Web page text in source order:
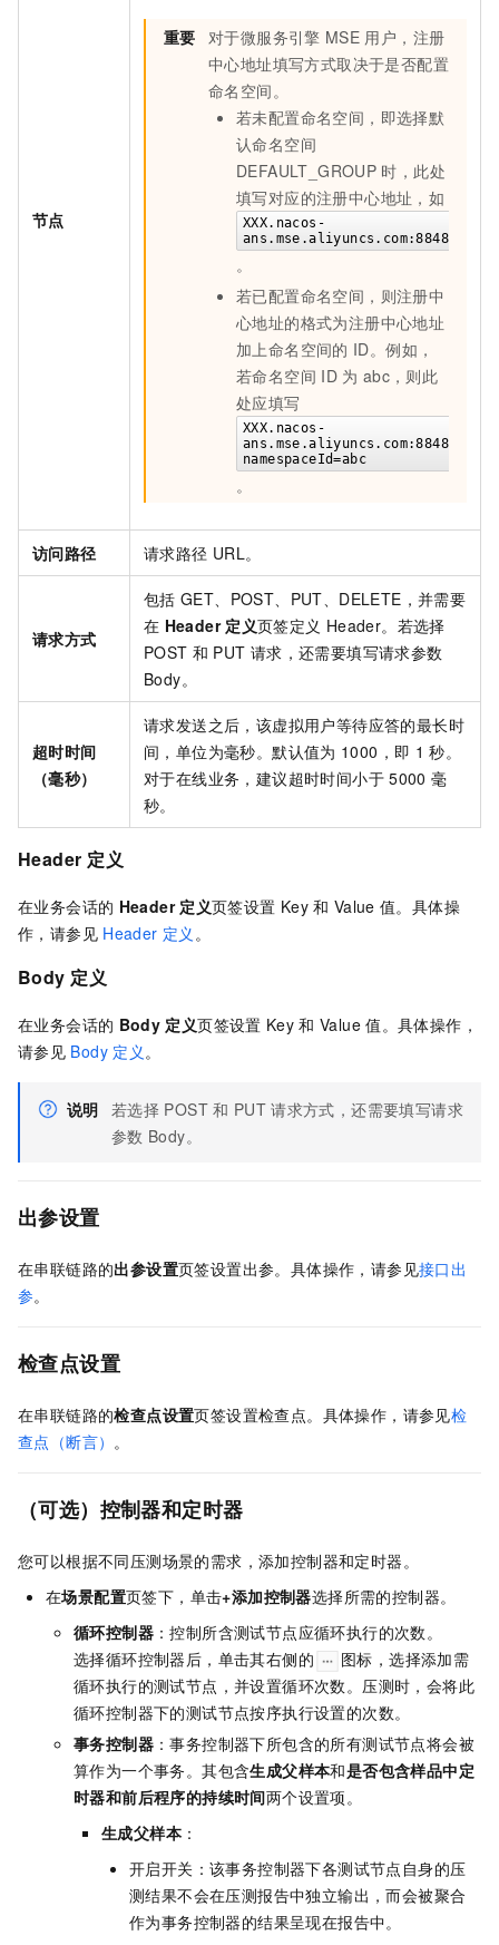
节点
重要 对于微服务引擎 MSE 用户，注册
中心地址填写方式取决于是否配置
命名空间。
若未配置命名空间，即选择默
认命名空间
DEFAULT_GROUP 时，此处
填写对应的注册中心地址，如
XXX.nacos-
ans.mse.aliyuncs.com:8848
。
若已配置命名空间，则注册中
心地址的格式为注册中心地址
加上命名空间的 ID。例如，
若命名空间 ID 为 abc，则此
处应填写
XXX.nacos-
ans.mse.aliyuncs.com:8848?
namespaceId=abc
。
访问路径 请求路径 URL。
请求方式
包括 GET、POST、PUT、DELETE，并需要
在 Header 定义页签定义 Header。若选择
POST 和 PUT 请求，还需要填写请求参数
Body。
超时时间
（毫秒）
请求发送之后，该虚拟用户等待应答的最长时
间，单位为毫秒。默认值为 1000，即 1 秒。
对于在线业务，建议超时时间小于 5000 毫
秒。
Header 定义
在业务会话的 Header 定义页签设置 Key 和 Value 值。具体操
作，请参见 Header 定义 。
Body 定义
在业务会话的 Body 定义页签设置 Key 和 Value 值。具体操作，
请参见 Body 定义 。
说明 若选择 POST 和 PUT 请求方式，还需要填写请求
参数 Body。
出参设置
在串联链路的出参设置页签设置出参。 具体操作，请参见接口出
参。
检查点设置
在串联链路的检查点设置页签设置检查点。 具体操作，请参见检
查点（断言） 。
（可选）控制器和定时器
您可以根据不同压测场景的需求，添加控制器和定时器。
在场景配置页签下，单击+添加控制器选择所需的控制器。
循环控制器 ：控制所含测试节点应循环执行的次数。
选择循环控制器后，单击其右侧的
图标，选择添加需
循环执行的测试节点，并设置循环次数。压测时，会将此
循环控制器下的测试节点按序执行设置的次数。
事务控制器 ：事务控制器下所包含的所有测试节点将会被
算作为一个事务。其包含生成父样本和是否包含样品中定
时器和前后程序的持续时间两个设置项。
生成父样本 ：
开启开关：该事务控制器下各测试节点自身的压
测结果不会在压测报告中独立输出，而会被聚合
作为事务控制器的结果呈现在报告中。